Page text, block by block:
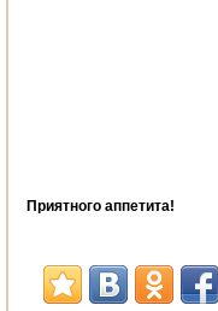
Приятного аппетита!